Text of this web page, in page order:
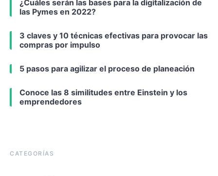
¿Cuáles serán las bases para la digitalización de
las Pymes en 2022?
3 claves y 10 técnicas efectivas para provocar las
compras por impulso
5 pasos para agilizar el proceso de planeación
Conoce las 8 similitudes entre Einstein y los
emprendedores
CATEGORÍAS